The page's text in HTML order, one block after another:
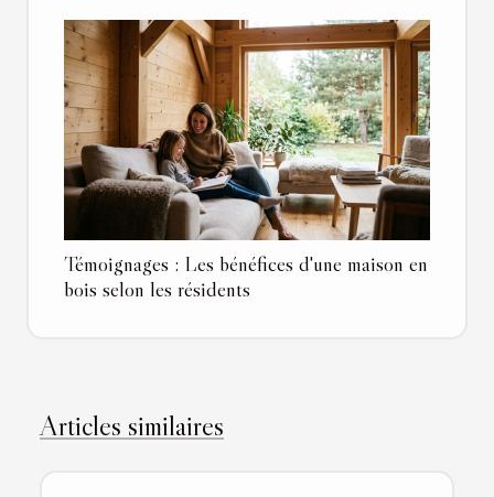
Témoignages : Les bénéfices d'une maison en
bois selon les résidents
Articles similaires